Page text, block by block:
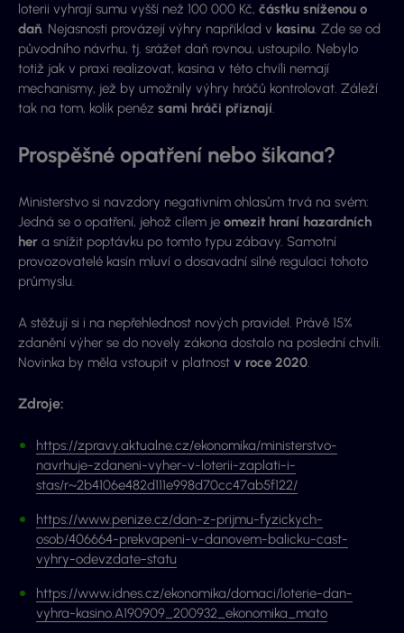
loterii vyhrají sumu vyšší než 100 000 Kč, částku sníženou o
daň. Nejasnosti provázejí výhry například v kasinu. Zde se od
původního návrhu, tj. srážet daň rovnou, ustoupilo. Nebylo
totiž jak v praxi realizovat, kasina v této chvíli nemají
mechanismy, jež by umožnily výhry hráčů kontrolovat. Záleží
tak na tom, kolik peněz sami hráči přiznají.
Prospěšné opatření nebo šikana?
Ministerstvo si navzdory negativním ohlasům trvá na svém:
Jedná se o opatření, jehož cílem je omezit hraní hazardních
her a snížit poptávku po tomto typu zábavy. Samotní
provozovatelé kasín mluví o dosavadní silné regulaci tohoto
průmyslu.
A stěžují si i na nepřehlednost nových pravidel. Právě 15%
zdanění výher se do novely zákona dostalo na poslední chvíli.
Novinka by měla vstoupit v platnost v roce 2020.
Zdroje:
https://zpravy.aktualne.cz/ekonomika/ministerstvo-
navrhuje-zdaneni-vyher-v-loterii-zaplati-i-
stas/r~2b4106e482d111e998d70cc47ab5f122/
https://www.penize.cz/dan-z-prijmu-fyzickych-
osob/406664-prekvapeni-v-danovem-balicku-cast-
vyhry-odevzdate-statu
https://www.idnes.cz/ekonomika/domaci/loterie-dan-
vyhra-kasino.A190909_200932_ekonomika_mato